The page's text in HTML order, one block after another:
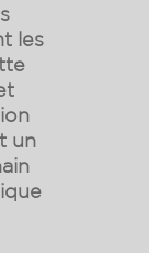
les
un